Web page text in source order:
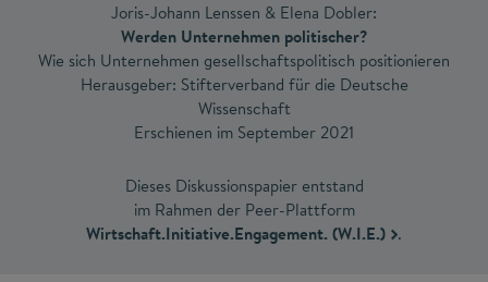
Joris-Johann Lenssen & Elena Dobler:
Werden Unternehmen politischer?
Wie sich Unternehmen gesellschaftspolitisch positionieren
Herausgeber: Stifterverband für die Deutsche
Wissenschaft
Erschienen im September 2021
Dieses Diskussionspapier entstand
im Rahmen der Peer-Plattform
Wirtschaft.Initiative.Engagement. (W.I.E.) .